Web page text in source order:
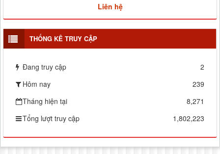
Liên hệ
THỐNG KÊ TRUY CẬP
Đang truy cập
2
Hôm nay
239
Tháng hiện tại
8,271
Tổng lượt truy cập
1,802,223